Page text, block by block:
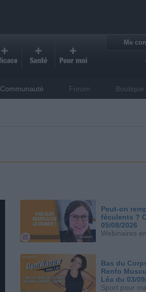
Me
Communauté Forum Boutique
Peut-on
féculents ?
05/08/2026
Webinaires
Bas du
Renfo
Léa du 03/
Sport pour